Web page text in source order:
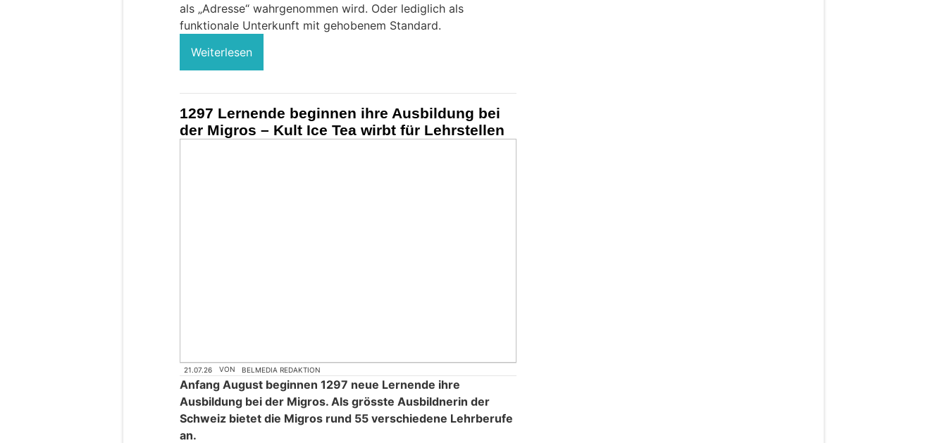
als „Adresse“ wahrgenommen wird. Oder lediglich als
funktionale Unterkunft mit gehobenem Standard.
Weiterlesen
1297 Lernende beginnen ihre Ausbildung bei
der Migros – Kult Ice Tea wirbt für Lehrstellen
21.07.26 VON BELMEDIA REDAKTION
Anfang August beginnen 1297 neue Lernende ihre
Ausbildung bei der Migros. Als grösste Ausbildnerin der
Schweiz bietet die Migros rund 55 verschiedene Lehrberufe
an.